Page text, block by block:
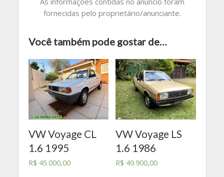
fornecidas pelo proprietário/anunciante.
Você também pode gostar de…
VW Voyage CL
1.6 1995
R$ 45.000,00
VW Voyage LS
1.6 1986
R$ 49.900,00